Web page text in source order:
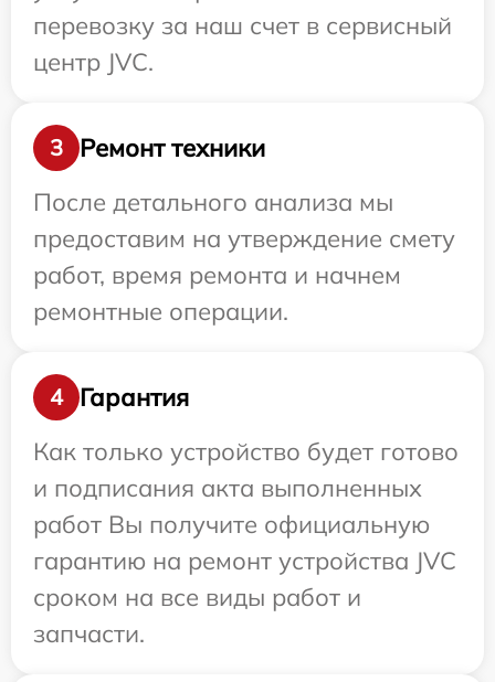
перевозку за наш счет в сервисный
центр JVC.
3
Ремонт техники
После детального анализа мы
предоставим на утверждение смету
работ, время ремонта и начнем
ремонтные операции.
4
Гарантия
Как только устройство будет готово
и подписания акта выполненных
работ Вы получите официальную
гарантию на ремонт устройства JVC
сроком на все виды работ и
запчасти.